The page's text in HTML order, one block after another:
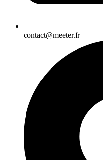
contact@meeter.fr